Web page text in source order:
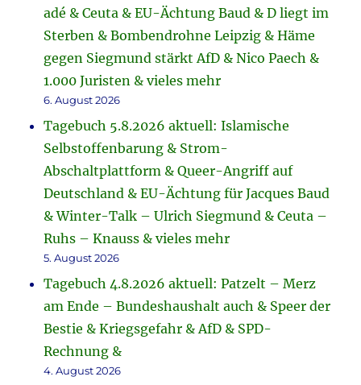
adé & Ceuta & EU-Ächtung Baud & D liegt im
Sterben & Bombendrohne Leipzig & Häme
gegen Siegmund stärkt AfD & Nico Paech &
1.000 Juristen & vieles mehr
6. August 2026
Tagebuch 5.8.2026 aktuell: Islamische
Selbstoffenbarung & Strom-
Abschaltplattform & Queer-Angriff auf
Deutschland & EU-Ächtung für Jacques Baud
& Winter-Talk – Ulrich Siegmund & Ceuta –
Ruhs – Knauss & vieles mehr
5. August 2026
Tagebuch 4.8.2026 aktuell: Patzelt – Merz
am Ende – Bundeshaushalt auch & Speer der
Bestie & Kriegsgefahr & AfD & SPD-
Rechnung &
4. August 2026